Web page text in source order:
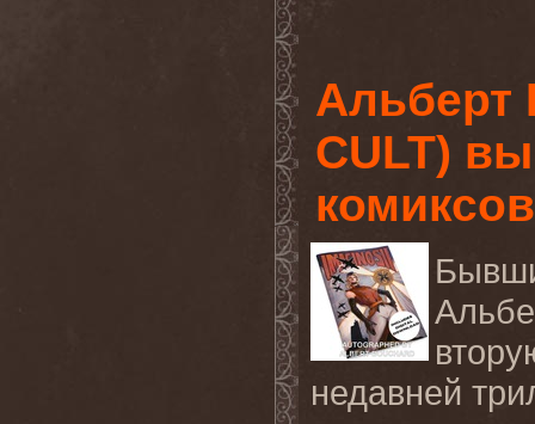
Альберт
CULT)
комиксов
недавней